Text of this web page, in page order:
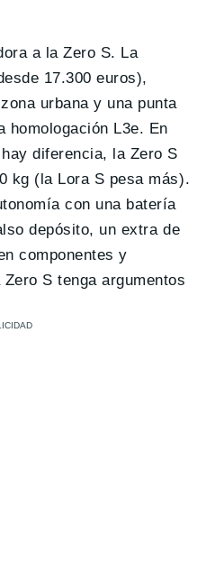
a la Zero S. La
17.300 euros),
urbana y una punta
homologación L3e. En
diferencia, la Zero S
kg (la Lora S pesa más).
con una batería
depósito, un extra de
componentes y
S tenga argumentos